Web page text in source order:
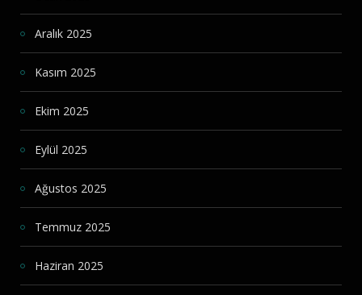
Aralık 2025
Kasım 2025
Ekim 2025
Eylül 2025
Ağustos 2025
Temmuz 2025
Haziran 2025